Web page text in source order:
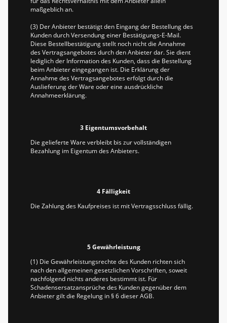
maßgeblich an.
(3) Der Anbieter bestätigt den Eingang der Bestellung des
Kunden durch Versendung einer Bestätigungs-E-Mail.
Diese Bestellbestätigung stellt noch nicht die Annahme
des Vertragsangebotes durch den Anbieter dar. Sie dient
lediglich der Information des Kunden, dass die Bestellung
beim Anbieter eingegangen ist. Die Erklärung der
Annahme des Vertragsangebotes erfolgt durch die
Auslieferung der Ware oder eine ausdrückliche
Annahmeerklärung.
3 Eigentumsvorbehalt
Die gelieferte Ware verbleibt bis zur vollständigen
Bezahlung im Eigentum des Anbieters.
4 Fälligkeit
Die Zahlung des Kaufpreises ist mit Vertragsschluss fällig.
5 Gewährleistung
(1) Die Gewährleistungsrechte des Kunden richten sich
nach den allgemeinen gesetzlichen Vorschriften, soweit
nachfolgend nichts anderes bestimmt ist. Für
Schadensersatzansprüche des Kunden gegenüber dem
Anbieter gilt die Regelung in § 6 dieser AGB.